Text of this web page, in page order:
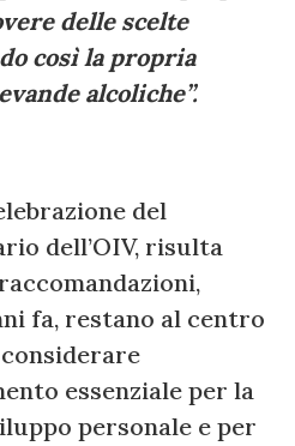
delle scelte
così la propria
alcoliche”.
del
dell’OIV, risulta
fa, restano al centro
essenziale per la
personale e per